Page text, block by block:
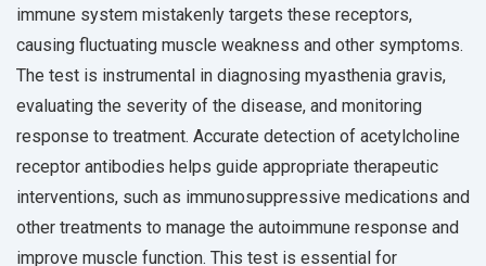
immune system mistakenly targets these receptors,
causing fluctuating muscle weakness and other symptoms.
The test is instrumental in diagnosing myasthenia gravis,
evaluating the severity of the disease, and monitoring
response to treatment. Accurate detection of acetylcholine
receptor antibodies helps guide appropriate therapeutic
interventions, such as immunosuppressive medications and
other treatments to manage the autoimmune response and
improve muscle function. This test is essential for